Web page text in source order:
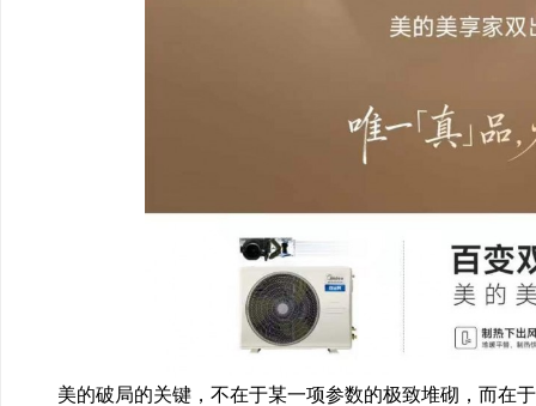
美的破局的关键，不在于某一项参数的极致堆砌，而在